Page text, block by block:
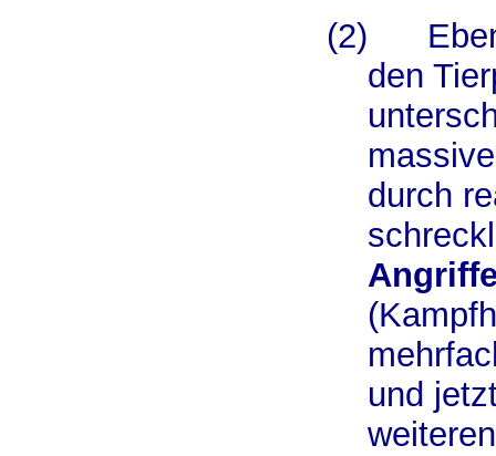
(2)
den
durch
und
weiteren